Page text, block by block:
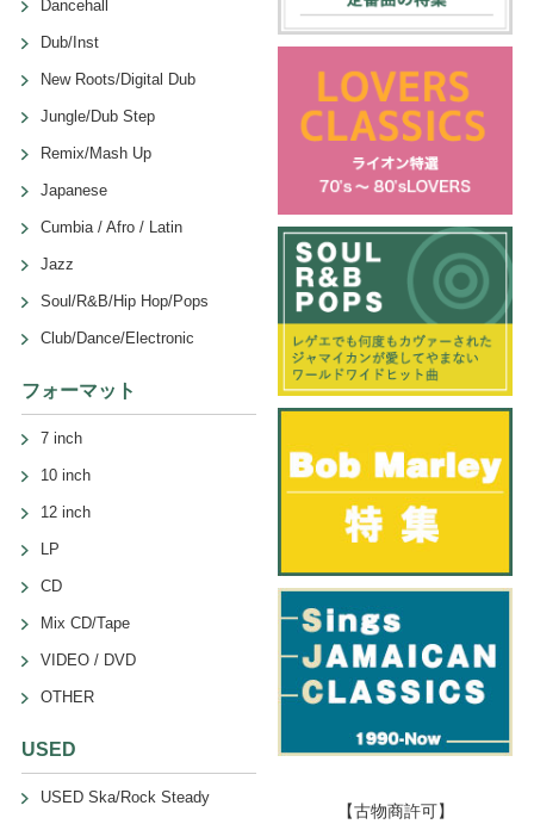
Dancehall
Dub/Inst
New Roots/Digital Dub
Jungle/Dub Step
Remix/Mash Up
Japanese
Cumbia / Afro / Latin
Jazz
Soul/R&B/Hip Hop/Pops
Club/Dance/Electronic
フォーマット
7 inch
10 inch
12 inch
LP
CD
Mix CD/Tape
VIDEO / DVD
OTHER
USED
USED Ska/Rock Steady
【古物商許可】